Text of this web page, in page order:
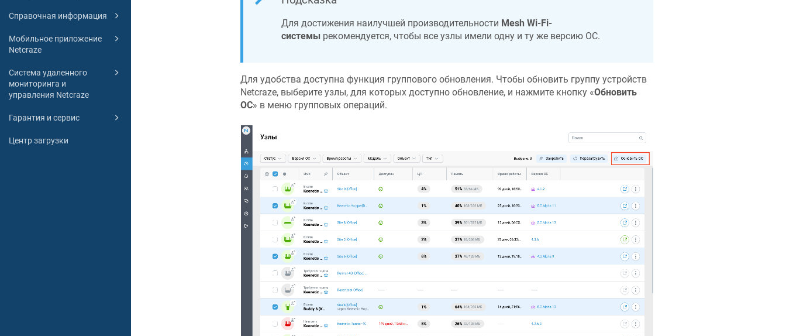
Справочная информация
Мобильное приложение
Netcraze
Система удаленного
мониторинга и
управления Netcraze
Гарантия и сервис
Центр загрузки
Для достижения наилучшей производительности Mesh Wi-Fi-
системы рекомендуется, чтобы все узлы имели одну и ту же версию ОС.
Для удобства доступна функция группового обновления. Чтобы обновить группу устройств
Netcraze, выберите узлы, для которых доступно обновление, и нажмите кнопку «‎Обновить
ОС»‎ в меню групповых операций.